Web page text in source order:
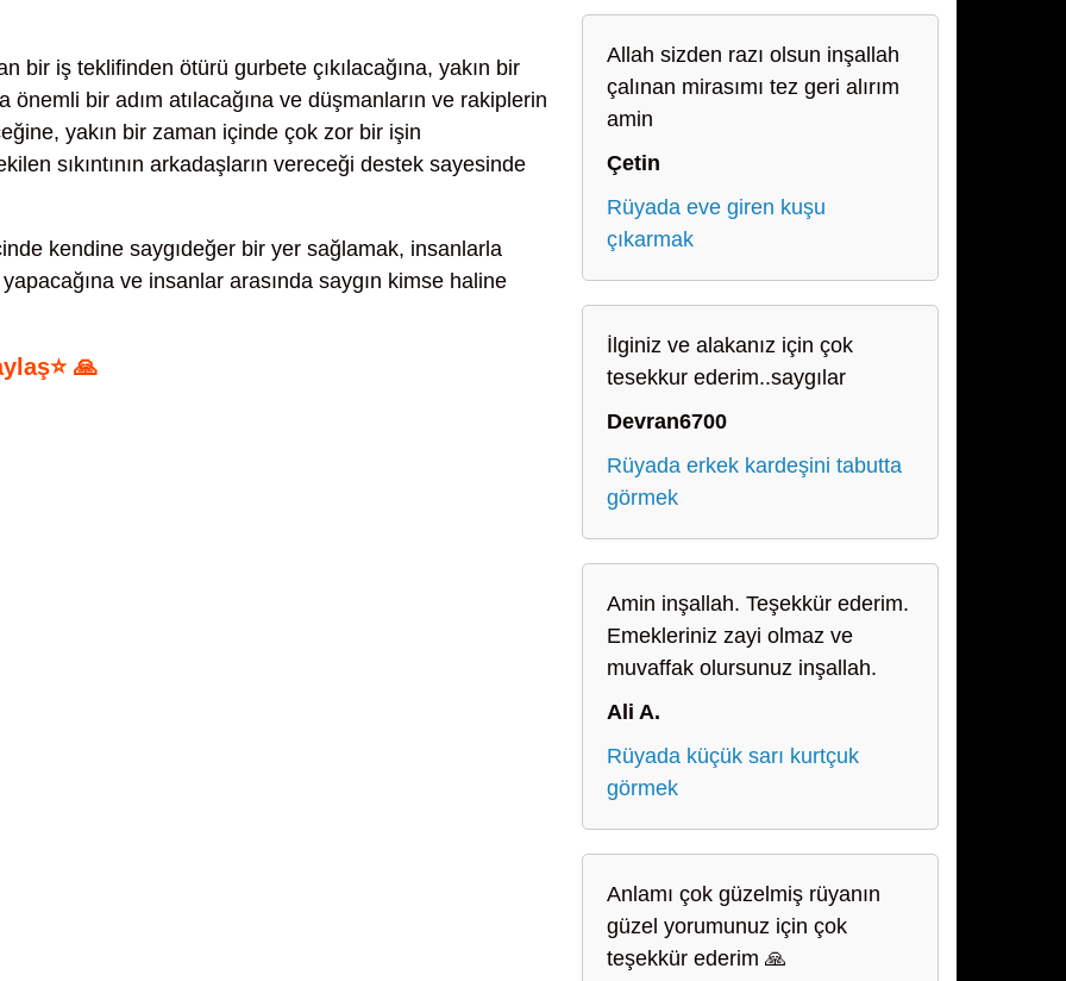
bir iş teklifinden ötürü gurbete çıkılacağına, yakın bir
bir adım atılacağına ve düşmanların ve rakiplerin
yakın bir zaman içinde çok zor bir işin
sıkıntının arkadaşların vereceği destek sayesinde
kendine saygıdeğer bir yer sağlamak, insanlarla
ve insanlar arasında saygın kimse haline
🙏
Allah sizden razı olsun inşallah
çalınan mirasımı tez geri alırım
amin
Çetin
Rüyada eve giren kuşu
çıkarmak
İlginiz ve alakanız için çok
tesekkur ederim..saygılar
Devran6700
Rüyada erkek kardeşini tabutta
görmek
Amin inşallah. Teşekkür ederim.
Emekleriniz zayi olmaz ve
muvaffak olursunuz inşallah.
Ali A.
Rüyada küçük sarı kurtçuk
görmek
Anlamı çok güzelmiş rüyanın
güzel yorumunuz için çok
teşekkür ederim 🙏